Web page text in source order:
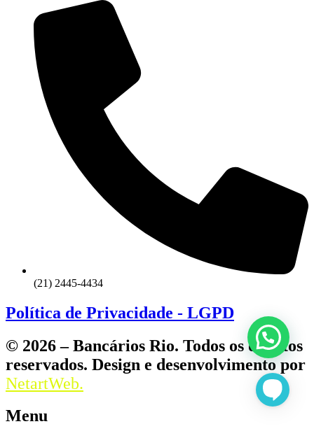
(21) 2445-4434
Política de Privacidade - LGPD
© 2026 – Bancários Rio. Todos os direitos
reservados. Design e desenvolvimento por
NetartWeb.
Menu